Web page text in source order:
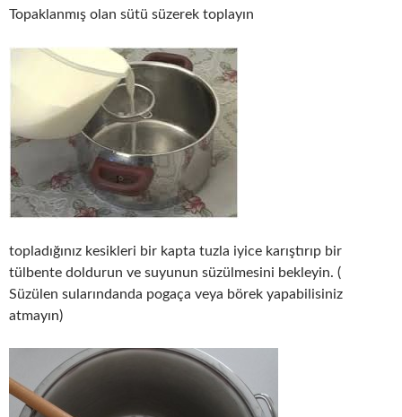
Topaklanmış olan sütü süzerek toplayın
topladığınız kesikleri bir kapta tuzla iyice karıştırıp bir
tülbente doldurun ve suyunun süzülmesini bekleyin. (
Süzülen sularındanda pogaça veya börek yapabilisiniz
atmayın)